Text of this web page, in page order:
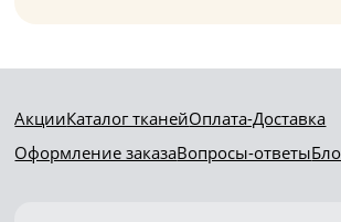
АкцииКаталог тканейОплата-Доставка
Оформление заказаВопросы-ответы